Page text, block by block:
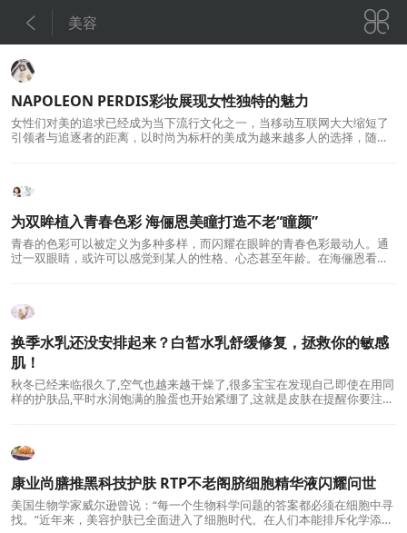
 美容 
NAPOLEON PERDIS彩妆展现女性独特的魅力
女性们对美的追求已经成为当下流行文化之一，当移动互联网大大缩短了
引领者与追逐者的距离，以时尚为标杆的美成为越来越多人的选择，随之
为双眸植入青春色彩 海俪恩美瞳打造不老“瞳颜”
青春的色彩可以被定义为多种多样，而闪耀在眼眸的青春色彩最动人。通
过一双眼睛，或许可以感觉到某人的性格、心态甚至年龄。在海俪恩看
换季水乳还没安排起来？白皙水乳舒缓修复，拯救你的敏感
肌！
秋冬已经来临很久了,空气也越来越干燥了,很多宝宝在发现自己即使在用同
样的护肤品,平时水润饱满的脸蛋也开始紧绷了,这就是皮肤在提醒你要注意
康业尚膳推黑科技护肤 RTP不老阁脐细胞精华液闪耀问世
美国生物学家威尔逊曾说：“每一个生物科学问题的答案都必须在细胞中寻
找。”近年来，美容护肤已全面进入了细胞时代。在人们本能排斥化学添